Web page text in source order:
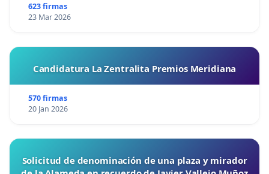
623 firmas
23 Mar 2026
Candidatura La Zentralita Premios Meridiana
570 firmas
20 Jan 2026
Solicitud de denominación de una plaza y mirador